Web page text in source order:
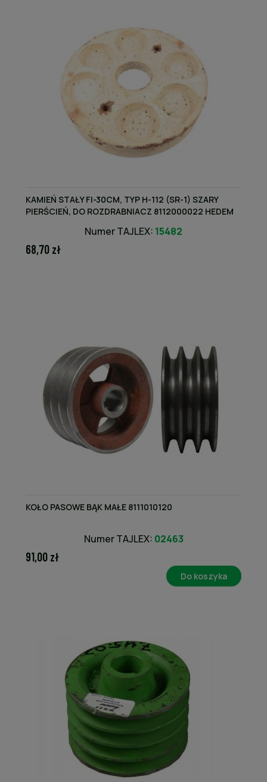
KAMIEŃ STAŁY FI-30CM, TYP H-112 (SR-1) SZARY
PIERŚCIEŃ, DO ROZDRABNIACZ 8112000022 HEDEM
Numer TAJLEX: 15482
68,70 zł
KOŁO PASOWE BĄK MAŁE 8111010120
Numer TAJLEX: 02463
91,00 zł
Do koszyka